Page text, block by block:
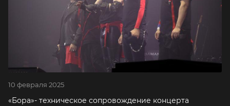
10 февраля 2025
«Бора»- техническое сопровождение концерта